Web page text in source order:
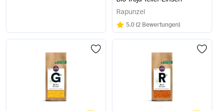
Rapunzel
Bewertung:
5.0/5
(2 Bewertungen)